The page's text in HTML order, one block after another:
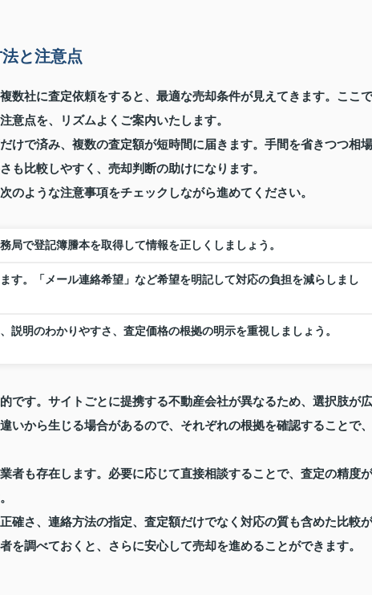
と注意点
数社に査定依頼をすると、最適な売却条件が見えてきます。ここで
意点を、リズムよくご案内いたします。
けで済み、複数の査定額が短時間に届きます。手間を省きつつ相場
も比較しやすく、売却判断の助けになります。
のような注意事項をチェックしながら進めてください。
局で登記簿謄本を取得して情報を正しくしましょう。
す。「メール連絡希望」など希望を明記して対応の負担を減らしまし
説明のわかりやすさ、査定価格の根拠の明示を重視しましょう。
です。サイトごとに提携する不動産会社が異なるため、選択肢が広
いから生じる場合があるので、それぞれの根拠を確認することで、
者も存在します。必要に応じて直接相談することで、査定の精度が
確さ、連絡方法の指定、査定額だけでなく対応の質も含めた比較が
を調べておくと、さらに安心して売却を進めることができます。